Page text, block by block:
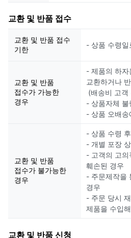
교환 및 반품 접수
교환 및 반품 접수
기한
- 상품 수령일
교환 및 반품
접수가 가능한
경우
- 제품의 하자
교환하거나
(배송비 고객
- 상품자체 불
- 상품 오배송
교환 및 반품
접수가 불가능한
경우
- 상품 수령
- 개별 포장
- 고객의 고
훼손된 경우
- 주문제작을
경우
- 주문 당시
제품을 수입
교환 및 반품 신청